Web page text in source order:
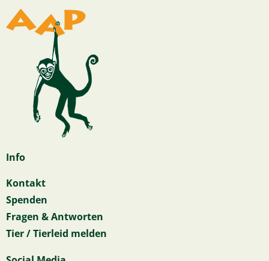
Info
Kontakt
Spenden
Fragen & Antworten
Tier / Tierleid melden